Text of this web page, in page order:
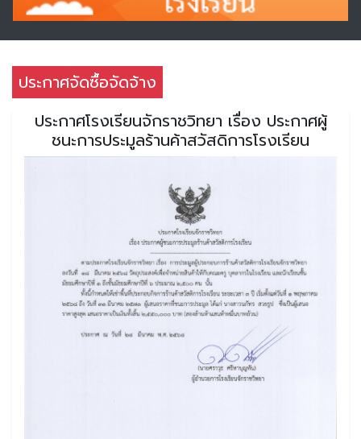
ประกาศจัดซื้อจัดจ้าง
ประกาศโรงเรียนจักราชวิทยา เรื่อง ประกาศผู้
ชนะการประมูลร้านค้าสวัสดิการโรงเรียน